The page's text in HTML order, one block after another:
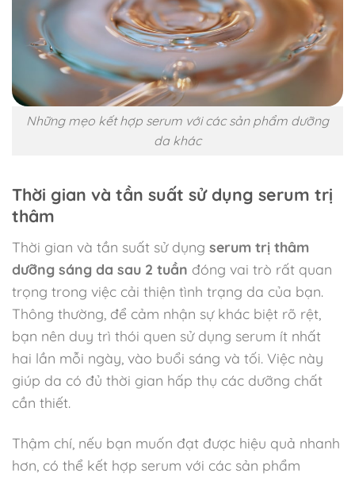
Những mẹo kết hợp serum với các sản phẩm dưỡng
da khác
Thời gian và tần suất sử dụng serum trị
thâm
Thời gian và tần suất sử dụng serum trị thâm
dưỡng sáng da sau 2 tuần đóng vai trò rất quan
trọng trong việc cải thiện tình trạng da của bạn.
Thông thường, để cảm nhận sự khác biệt rõ rệt,
bạn nên duy trì thói quen sử dụng serum ít nhất
hai lần mỗi ngày, vào buổi sáng và tối. Việc này
giúp da có đủ thời gian hấp thụ các dưỡng chất
cần thiết.
Thậm chí, nếu bạn muốn đạt được hiệu quả nhanh
hơn, có thể kết hợp serum với các sản phẩm